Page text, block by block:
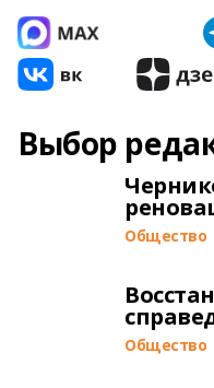
Выбор
Общество
Общество